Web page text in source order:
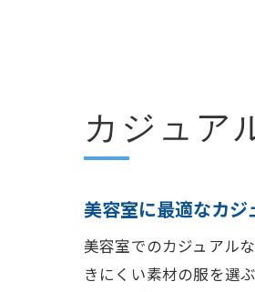
カジュア
美容室に最適なカ
美容室でのカジュアル
きにくい素材の服を選